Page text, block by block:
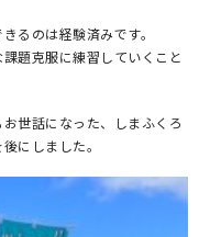
るのは経験済みです。
題克服に練習していくこと
世話になった、しまふくろ
にしました。